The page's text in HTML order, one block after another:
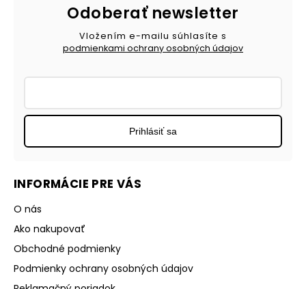
INFORMÁCIE PRE VÁS
O nás
Ako nakupovať
Obchodné podmienky
Podmienky ochrany osobných údajov
Odoberať newsletter
Vložením e-mailu súhlasíte s
podmienkami ochrany osobných údajov
Prihlásiť sa